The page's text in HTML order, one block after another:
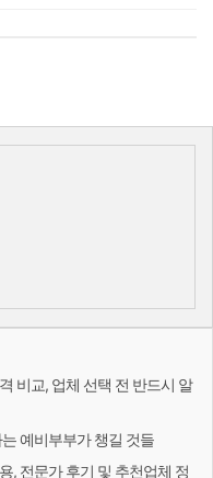
비교, 업체 선택 전 반드시 알
예비부부가 챙길 것들
, 전문가 후기 및 추천업체 정